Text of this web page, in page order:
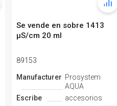
Se vende en sobre 1413
µS/cm 20 ml
89153
ManufactureroProsystem
AQUA
Escribe
accesorios